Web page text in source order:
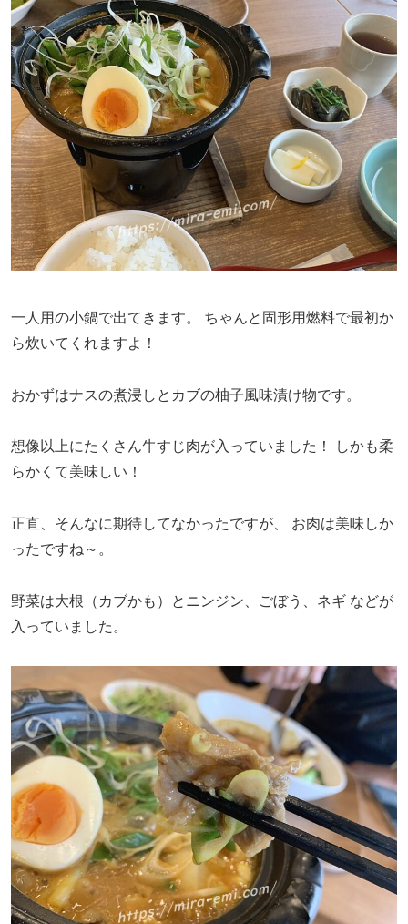
一人用の小鍋で出てきます。
ちゃんと固形用燃料で最初か
ら炊いてくれますよ！
おかずはナスの煮浸しとカブの柚子風味漬け物です。
想像以上にたくさん牛すじ肉が入っていました！
しかも柔
らかくて美味しい！
正直、そんなに期待してなかったですが、
お肉は美味しか
ったですね～。
野菜は大根（カブかも）とニンジン、ごぼう、ネギ などが
入っていました。